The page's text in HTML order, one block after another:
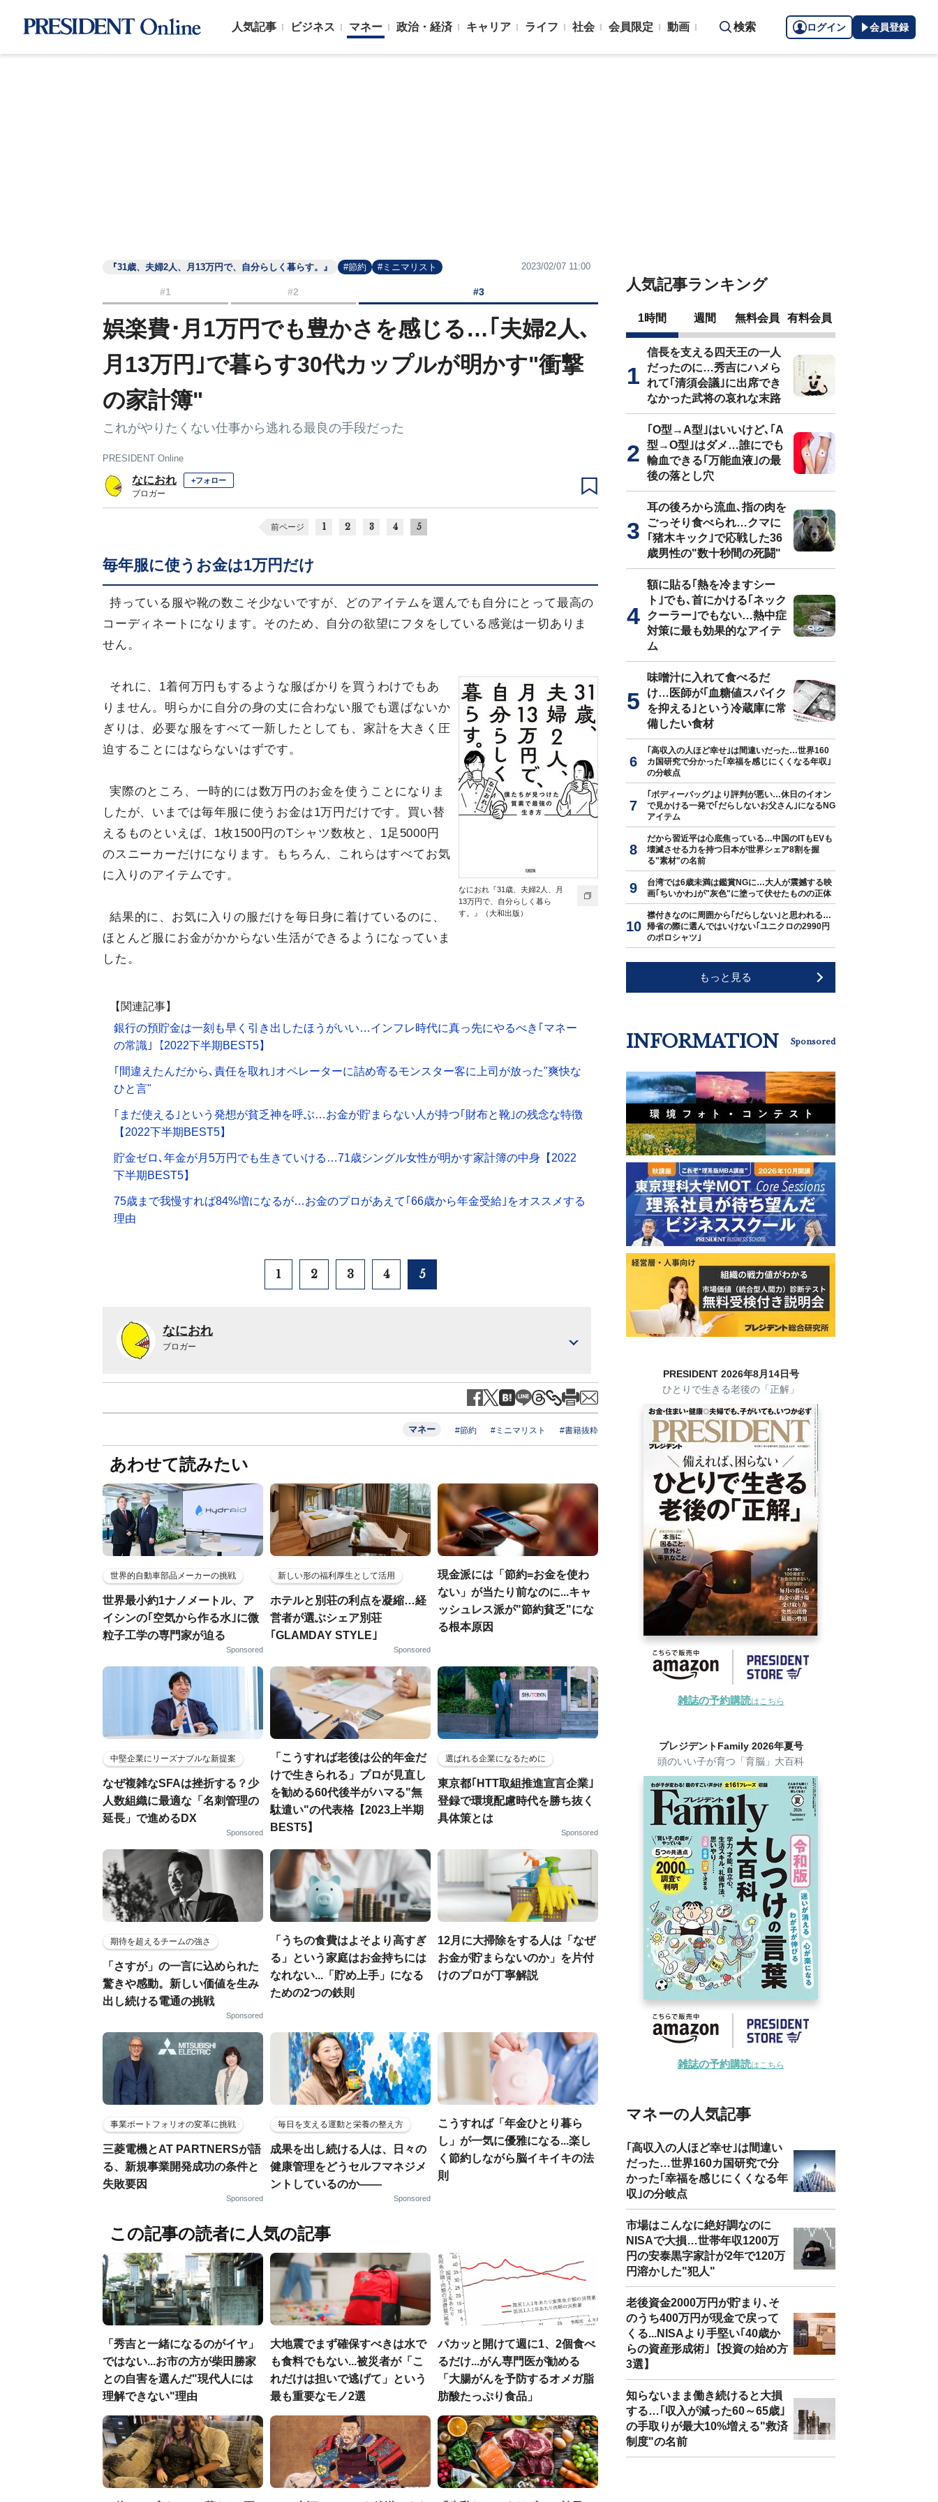
人気記事 ビジネス マネー 政治・経済 キャリア ライフ 社会 会員限定 動画 検索 ログイン 会員登録
『31歳、夫婦2人、月13万円で、自分らしく暮らす。』 #節約 #ミニマリスト 2023/02/07 11:00
#1 #2 #3
娯楽費･月1万円でも豊かさを感じる…｢夫婦2人､
月13万円｣で暮らす30代カップルが明かす"衝撃
の家計簿"
これがやりたくない仕事から逃れる最良の手段だった
PRESIDENT Online
なにおれ +フォロー
ブロガー
前ページ 1 2 3 4 5
毎年服に使うお金は1万円だけ
持っている服や靴の数こそ少ないですが、どのアイテムを選んでも自分にとって最高の
コーディネートになります。そのため、自分の欲望にフタをしている感覚は一切ありま
せん。
なにおれ『31歳、夫婦2人、月
13万円で、自分らしく暮ら
す。』（大和出版）
それに、1着何万円もするような服ばかりを買うわけでもあ
りません。明らかに自分の身の丈に合わない服でも選ばないか
ぎりは、必要な服をすべて一新したとしても、家計を大きく圧
迫することにはならないはずです。
実際のところ、一時的には数万円のお金を使うことになりま
したが、いまでは毎年服に使うお金は1万円だけです。買い替
えるものといえば、1枚1500円のTシャツ数枚と、1足5000円
のスニーカーだけになります。もちろん、これらはすべてお気
に入りのアイテムです。
結果的に、お気に入りの服だけを毎日身に着けているのに、
ほとんど服にお金がかからない生活ができるようになっていま
した。
【関連記事】
銀行の預貯金は一刻も早く引き出したほうがいい…インフレ時代に真っ先にやるべき｢マネー
の常識｣【2022下半期BEST5】
｢間違えたんだから､責任を取れ｣オペレーターに詰め寄るモンスター客に上司が放った"爽快な
ひと言"
｢まだ使える｣という発想が貧乏神を呼ぶ…お金が貯まらない人が持つ｢財布と靴｣の残念な特徴
【2022下半期BEST5】
貯金ゼロ､年金が月5万円でも生きていける…71歳シングル女性が明かす家計簿の中身【2022
下半期BEST5】
75歳まで我慢すれば84%増になるが…お金のプロがあえて｢66歳から年金受給｣をオススメする
理由
1 2 3 4 5
なにおれ
ブロガー
マネー #節約 #ミニマリスト #書籍抜粋
あわせて読みたい
世界的自動車部品メーカーの挑戦
世界最小約1ナノメートル、ア
イシンの｢空気から作る水｣に微
粒子工学の専門家が迫る
Sponsored
新しい形の福利厚生として活用
ホテルと別荘の利点を凝縮…経
営者が選ぶシェア別荘
｢GLAMDAY STYLE｣
Sponsored
現金派には「節約=お金を使わ
ない」が当たり前なのに...キャ
ッシュレス派が"節約貧乏"にな
る根本原因
中堅企業にリーズナブルな新提案
なぜ複雑なSFAは挫折する？少
人数組織に最適な「名刺管理の
延長」で進めるDX
Sponsored
「こうすれば老後は公的年金だ
けで生きられる」プロが見直し
を勧める60代後半がハマる"無
駄遣い"の代表格【2023上半期
BEST5】
選ばれる企業になるために
東京都｢HTT取組推進宣言企業｣
登録で環境配慮時代を勝ち抜く
具体策とは
Sponsored
期待を超えるチームの強さ
「さすが」の一言に込められた
驚きや感動。新しい価値を生み
出し続ける電通の挑戦
Sponsored
「うちの食費はよそより高すぎ
る」という家庭はお金持ちには
なれない...「貯め上手」になる
ための2つの鉄則
12月に大掃除をする人は「なぜ
お金が貯まらないのか」を片付
けのプロが丁寧解説
事業ポートフォリオの変革に挑戦
三菱電機とAT PARTNERSが語
る、新規事業開発成功の条件と
失敗要因
Sponsored
毎日を支える運動と栄養の整え方
成果を出し続ける人は、日々の
健康管理をどうセルフマネジメ
ントしているのか——
Sponsored
こうすれば「年金ひとり暮ら
し」が一気に優雅になる...楽し
く節約しながら脳イキイキの法
則
この記事の読者に人気の記事
「秀吉と一緒になるのがイヤ」
ではない...お市の方が柴田勝家
との自害を選んだ"現代人には
理解できない"理由
大地震でまず確保すべきは水で
も食料でもない...被災者が「こ
れだけは担いで逃げて」という
最も重要なモノ2選
パカッと開けて週に1、2個食べ
るだけ...がん専門医が勧める
「大腸がんを予防するオメガ脂
肪酸たっぷり食品」
人気記事ランキング
1時間 週間 無料会員 有料会員
信長を支える四天王の一人
だったのに…秀吉にハメら
れて｢清須会議｣に出席でき
なかった武将の哀れな末路
｢O型→A型｣はいいけど､｢A
型→O型｣はダメ…誰にでも
輸血できる｢万能血液｣の最
後の落とし穴
耳の後ろから流血､指の肉を
ごっそり食べられ…クマに
｢猪木キック｣で応戦した36
歳男性の"数十秒間の死闘"
額に貼る｢熱を冷ますシー
ト｣でも､首にかける｢ネック
クーラー｣でもない…熱中症
対策に最も効果的なアイテ
ム
味噌汁に入れて食べるだ
け…医師が｢血糖値スパイク
を抑える｣という冷蔵庫に常
備したい食材
｢高収入の人ほど幸せ｣は間違いだった…世界160
カ国研究で分かった｢幸福を感じにくくなる年収｣
の分岐点
｢ボディーバッグ｣より評判が悪い…休日のイオン
で見かける一発で｢だらしないお父さん｣になるNG
アイテム
だから習近平は心底焦っている…中国のITもEVも
壊滅させる力を持つ日本が世界シェア8割を握
る"素材"の名前
台湾では6歳未満は鑑賞NGに…大人が震撼する映
画｢ちいかわ｣が"灰色"に塗って伏せたものの正体
襟付きなのに周囲から｢だらしない｣と思われる…
帰省の際に選んではいけない｢ユニクロの2990円
のポロシャツ｣
もっと見る
INFORMATION Sponsored
PRESIDENT 2026年8月14日号
ひとりで生きる老後の「正解」
雑誌の予約購読はこちら
プレジデントFamily 2026年夏号
頭のいい子が育つ「育脳」大百科
雑誌の予約購読はこちら
マネーの人気記事
｢高収入の人ほど幸せ｣は間違い
だった…世界160カ国研究で分
かった｢幸福を感じにくくなる年
収｣の分岐点
市場はこんなに絶好調なのに
NISAで大損…世帯年収1200万
円の安泰黒字家計が2年で120万
円溶かした"犯人"
老後資金2000万円が貯まり､そ
のうち400万円が現金で戻って
くる...NISAより手堅い｢40歳か
らの資産形成術｣【投資の始め方
3選】
知らないまま働き続けると大損
する…｢収入が減った60～65歳｣
の手取りが最大10%増える"救済
制度"の名前